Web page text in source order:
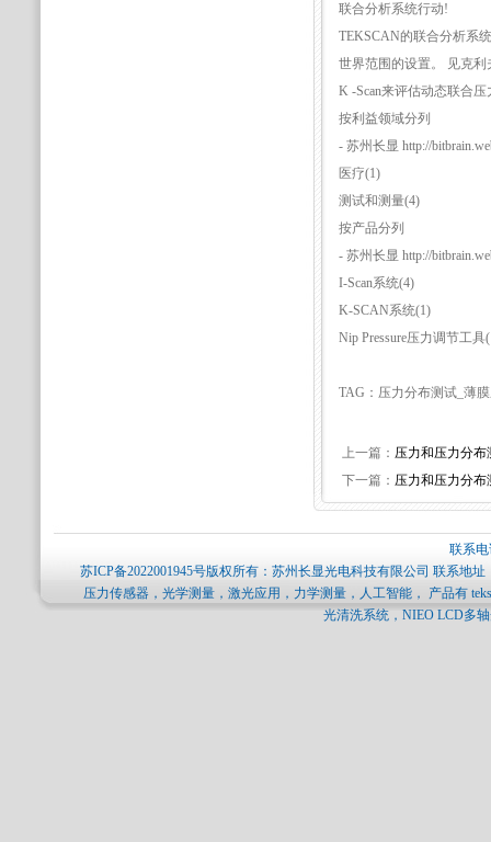
联合分析系统行动!
TEKSCAN的联合分析系
世界范围的设置。 见克
K -Scan来评估动态联合压
按利益领域分列
- 苏州长显 http://
医疗(1)
测试和测量(4)
按产品分列
- 苏州长显 http://
I-Scan系统(4)
K-SCAN系统(1)
Nip Pressure压力调节工具
TAG：压力分布测试_薄
上一篇： 压力和压力分布
下一篇： 压力和压力分布
联系
苏ICP备2022001945号版权所有：苏州长显光电科技有限公司 联系地
压力传感器，光学测量，激光应用，力学测量，人工智能， 产品有
光清洗系统，NIEO LCD多